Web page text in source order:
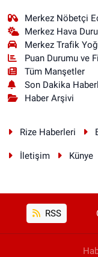
Merkez Nöbetçi
Merkez Hava
Merkez Trafik
Puan Durumu ve
Tüm Manşetler
Son Dakika
Haber Arşivi
Rize Haberleri
İletişim Künye
RSS